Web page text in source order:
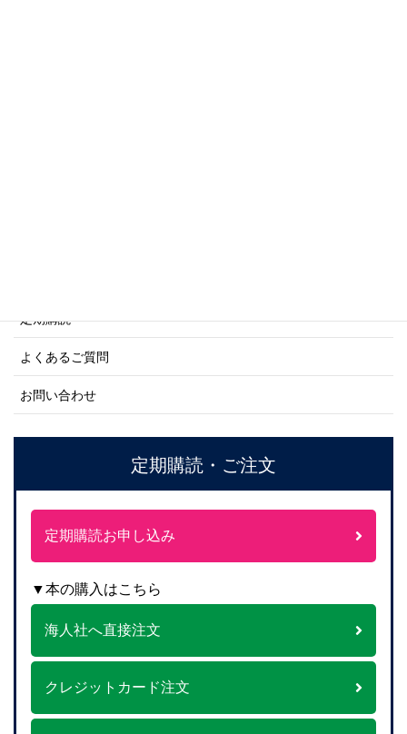
定期購読
よくあるご質問
お問い合わせ
定期購読・ご注文
定期購読お申し込み
▼本の購入はこちら
海人社へ直接注文
クレジットカード注文